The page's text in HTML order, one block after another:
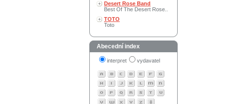
Desert Rose Band
Best Of The Desert Rose..
TOTO
Toto
Abecední index
interpret vydavatel